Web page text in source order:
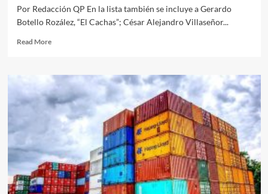
el
verdadero
apenas
Por Redacción QP En la lista también se incluye a Gerardo
Botello Rozález, “El Cachas”; César Alejandro Villaseñor...
Read MoreRead
Departamento
Tesoro
sanciona
más
50
sujetos
y
empresas